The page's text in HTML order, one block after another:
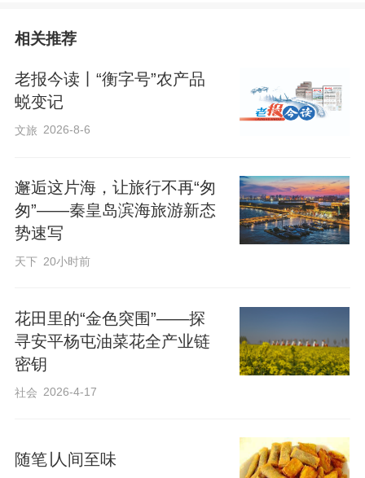
（详情请点击：
https://web.cmc.hebtv.com/cms/rmt0336_html/19/19js/dsp/11922918.shtml?
share=true）
相关推荐
老报今读丨“衡字号”农产品
蜕变记
文旅 2026-8-6
邂逅这片海，让旅行不再“匆
匆”——秦皇岛滨海旅游新态
势速写
天下 20小时前
花田里的“金色突围”——探
寻安平杨屯油菜花全产业链
密钥
社会 2026-4-17
随笔∣​人间至味